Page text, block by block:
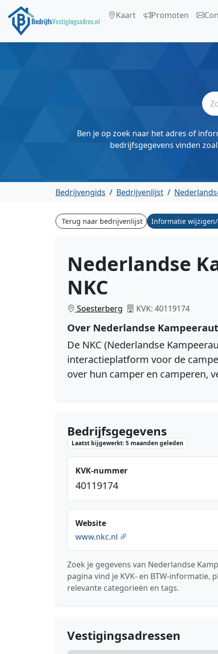
Kaart Promoten
Ben je op zoek naar het adres of
bedrijfsgegevens vinden
Bedrijvengids / Bedrijvenlijst /
Terug naar bedrijvenlijst Informatie
Nederlandse
NKC
Soesterberg KVK: 40119174
Over Nederlandse
De NKC (Nederlandse
interactieplatform voor de
over hun camper en camperen,
Bedrijfsgegevens
Laatst bijgewerkt: 5 maanden geleden
KVK-nummer
40119174
Website
www.nkc.nl
Zoek je gegevens van Nederlandse
pagina vind je KVK- en BTW-informatie,
relevante categorieën en tags.
Vestigingsadressen